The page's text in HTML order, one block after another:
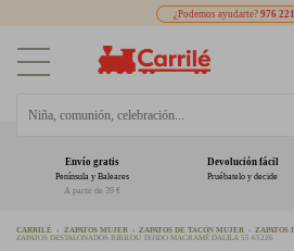
¿Podemos ayudarte? 976
Envío gratis
Península y Baleares
A partir de 39 €
Devolución fácil
Pruébatelo y decide
CARRILÉ ZAPATOS MUJER ZAPATOS DE TACÓN MUJER
ZAPATOS
ZAPATOS DESTALONADOS BIBILOU TEJIDO MACRAMÉ DALILA 55 652Z6